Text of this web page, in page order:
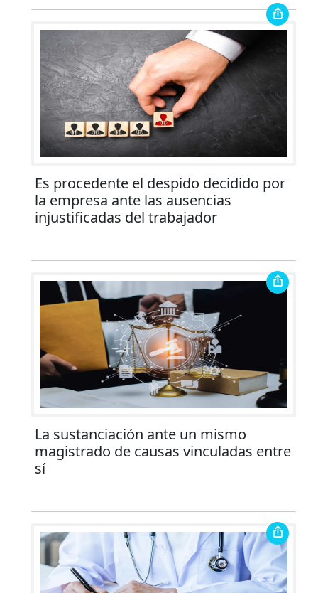
Es procedente el despido decidido por
la empresa ante las ausencias
injustificadas del trabajador
La sustanciación ante un mismo
magistrado de causas vinculadas entre
sí